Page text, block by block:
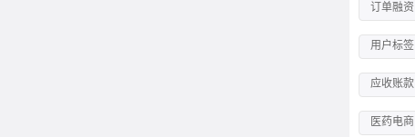
订单融资
用户标签
应收账款
医药电商